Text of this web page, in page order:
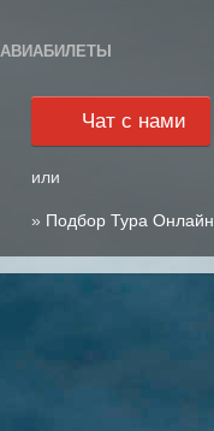
Чат с нами
или
» Подбор Тура Онлайн